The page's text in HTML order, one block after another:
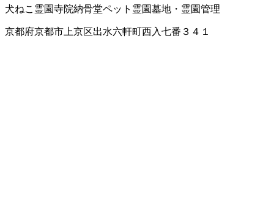
犬ねこ霊園寺院納骨堂ペット霊園墓地・霊園管理
京都府京都市上京区出水六軒町西入七番３４１